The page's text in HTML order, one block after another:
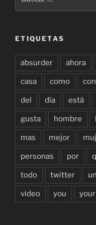
ETIQUETAS
absurder ahora
casa como con
del día está
gusta hombre
mas mejor
personas por
todo twitter
video you your